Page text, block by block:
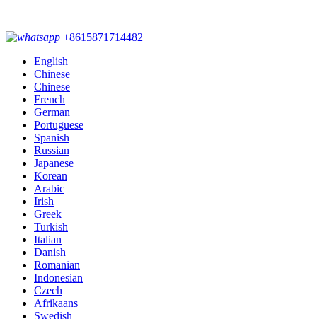
+8615871714482
English
Chinese
Chinese
French
German
Portuguese
Spanish
Russian
Japanese
Korean
Arabic
Irish
Greek
Turkish
Italian
Danish
Romanian
Indonesian
Czech
Afrikaans
Swedish